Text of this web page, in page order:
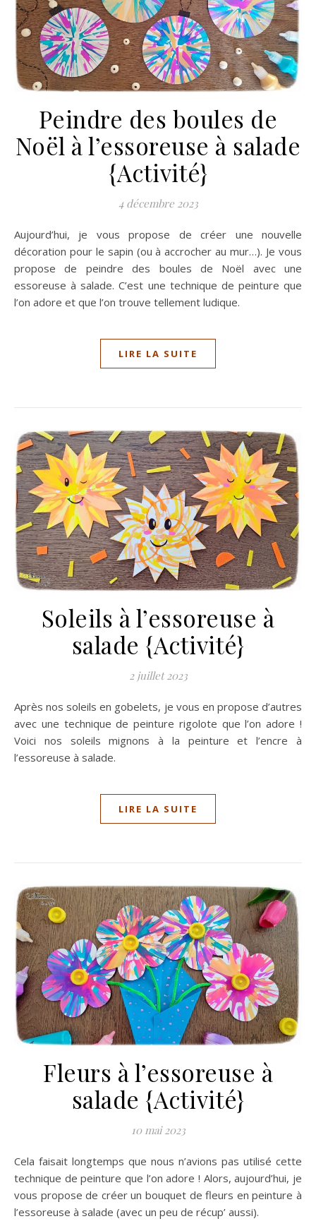
Peindre des boules de
Noël à l’essoreuse à salade
{Activité}
4 décembre 2023
Aujourd’hui, je vous propose de créer une nouvelle
décoration pour le sapin (ou à accrocher au mur…). Je vous
propose de peindre des boules de Noël avec une
essoreuse à salade. C’est une technique de peinture que
l’on adore et que l’on trouve tellement ludique.
LIRE LA SUITE
Soleils à l’essoreuse à
salade {Activité}
2 juillet 2023
Après nos soleils en gobelets, je vous en propose d’autres
avec une technique de peinture rigolote que l’on adore !
Voici nos soleils mignons à la peinture et l’encre à
l’essoreuse à salade.
LIRE LA SUITE
Fleurs à l’essoreuse à
salade {Activité}
10 mai 2023
Cela faisait longtemps que nous n’avions pas utilisé cette
technique de peinture que l’on adore ! Alors, aujourd’hui, je
vous propose de créer un bouquet de fleurs en peinture à
l’essoreuse à salade (avec un peu de récup’ aussi).